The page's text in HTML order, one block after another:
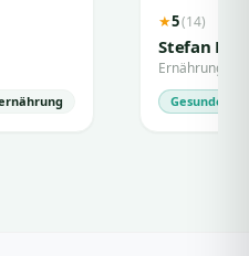
★5(14)
Stefan M.
Gesunde